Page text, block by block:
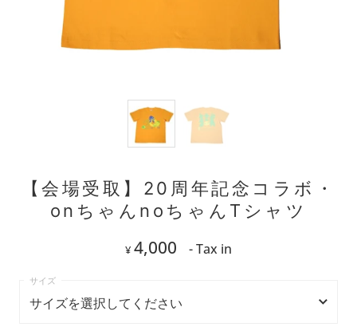
【会場受取】20周年記念コラボ・
onちゃんnoちゃんTシャツ
¥ 4,000 - Tax in
サイズを選択してください